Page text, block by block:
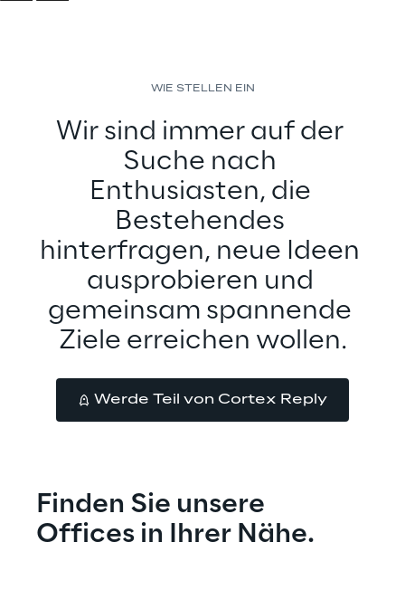
WIE STELLEN EIN
Wir sind immer auf der
Suche nach
Enthusiasten, die
Bestehendes
hinterfragen, neue Ideen
ausprobieren und
gemeinsam spannende
Ziele erreichen wollen.
Werde Teil von Cortex Reply
Finden Sie unsere
Offices in Ihrer Nähe.